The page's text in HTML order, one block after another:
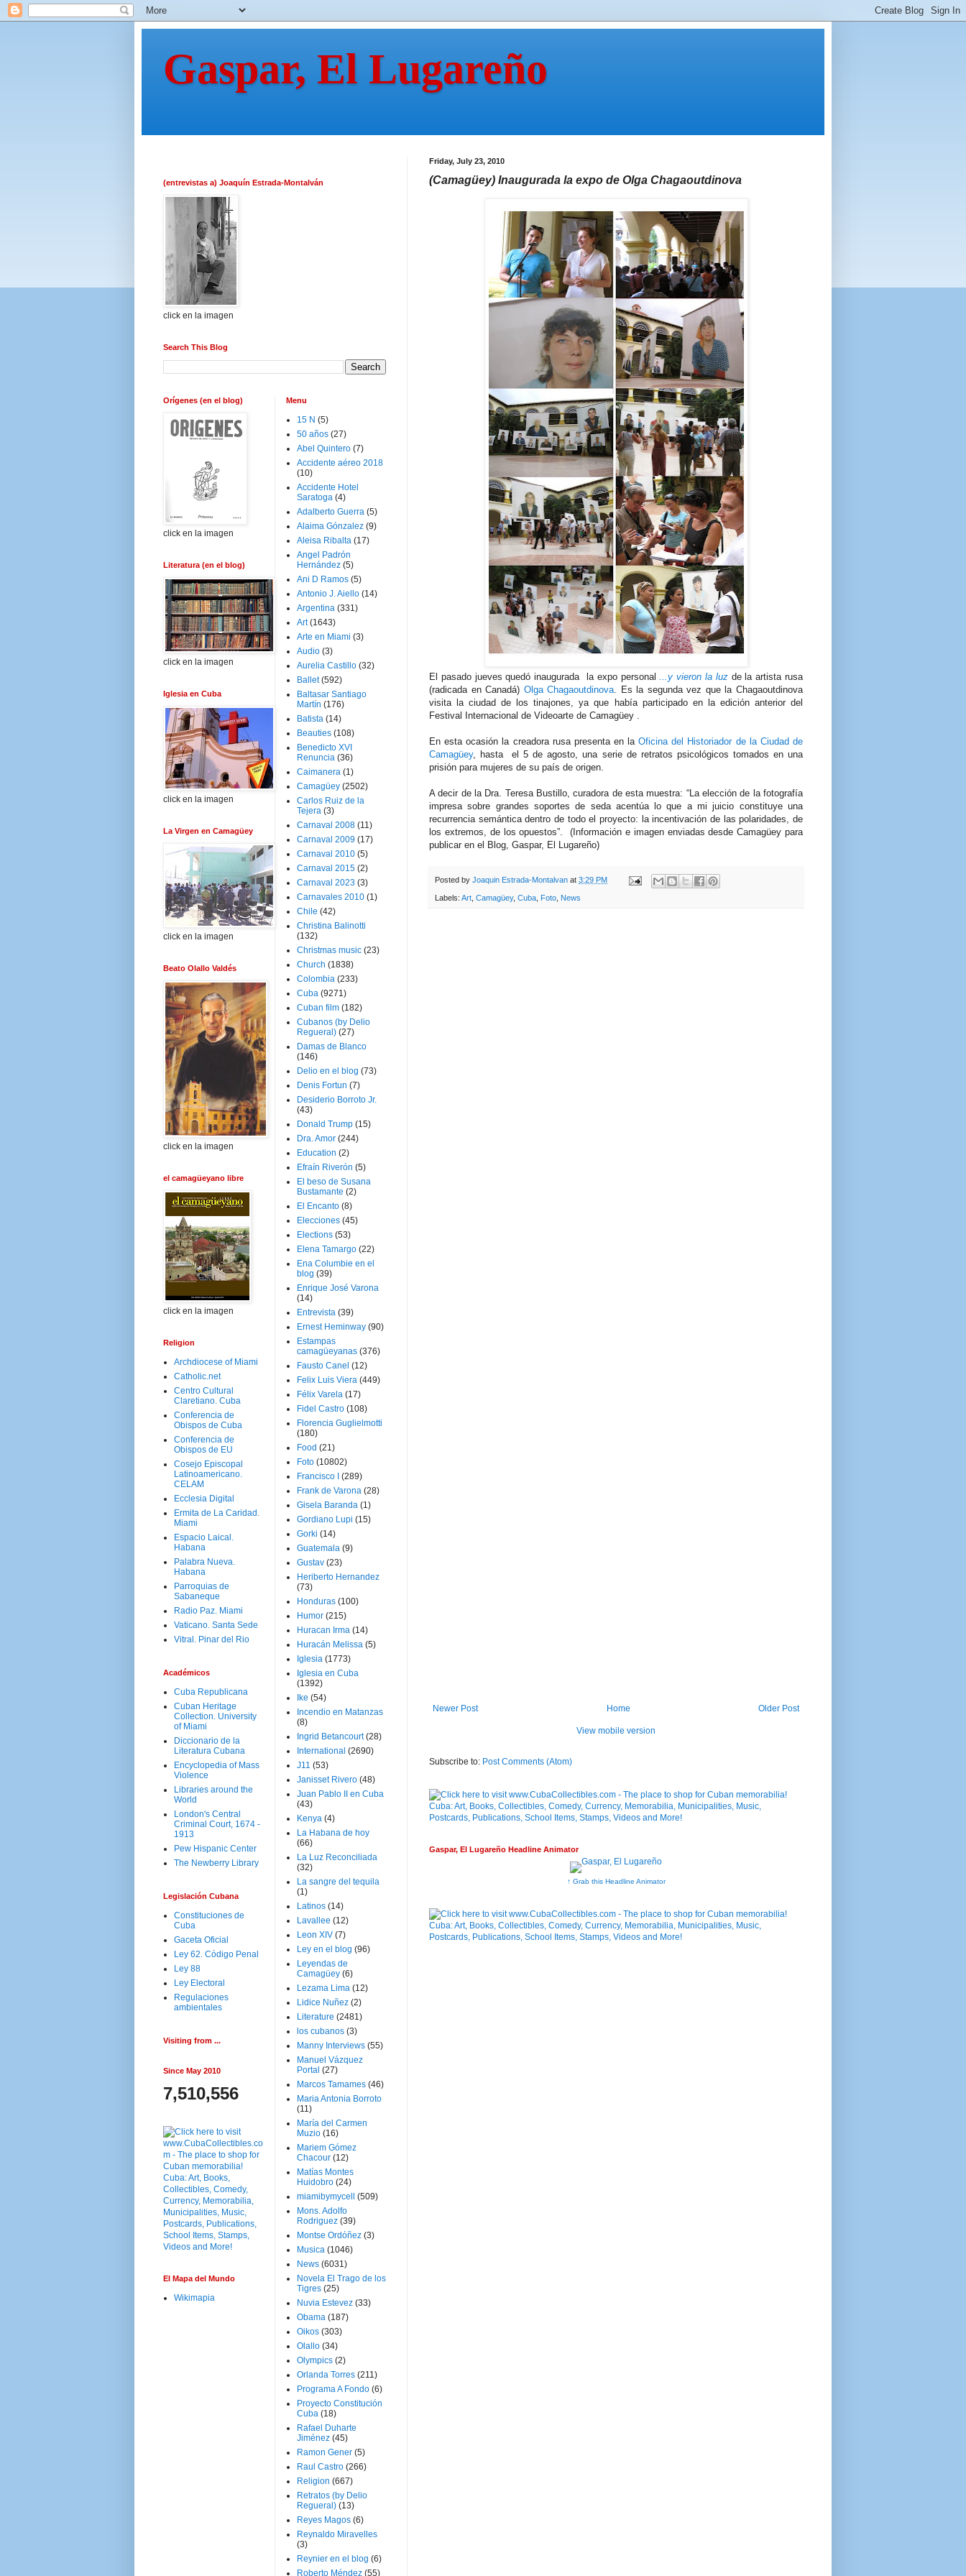
Gaspar, El Lugareño
Friday, July 23, 2010
(Camagüey) Inaugurada la expo de Olga Chagaoutdinova
El pasado jueves quedó inaugurada la expo personal...y vieron la luzde la artista rusa
(radicada en Canadá) Olga Chagaoutdinova. Es la segunda vez que la Chagaoutdinova
visita la ciudad de los tinajones, ya que había participado en la edición anterior del
Festival Internacional de Videoarte de Camagüey .
En esta ocasión la creadora rusa presenta en laOficina del Historiador de la Ciudad de
Camagüey, hasta el 5 de agosto, una serie de retratos psicológicos tomados en una
prisión para mujeres de su país de origen.
A decir de la Dra. Teresa Bustillo, curadora de esta muestra: “La elección de la fotografía
impresa sobre grandes soportes de seda acentúa lo que a mi juicio constituye una
recurrencia semántica dentro de todo el proyecto: la incentivación de las polaridades, de
los extremos, de los opuestos”. (Información e imagen enviadas desde Camagüey para
publicar en el Blog, Gaspar, El Lugareño)
Posted by Joaquin Estrada-Montalvan at 3:29 PM
Labels: Art Camagüey, Cuba Foto News
Newer Post Older Post
Home
View mobile version
Subscribe to: Post Comments (Atom)
Gaspar, El Lugareño Headline Animator
↑ Grab this Headline Animator
(entrevistas a) Joaquín Estrada-Montalván
click en la imagen
Search This Blog
Orígenes (en el blog)
click en la imagen
Literatura (en el blog)
click en la imagen
Iglesia en Cuba
click en la imagen
La Virgen en Camagüey
click en la imagen
Beato Olallo Valdés
click en la imagen
el camagüeyano libre
click en la imagen
Religion
Archdiocese of Miami
Catholic.net
Centro Cultural
Claretiano. Cuba
Conferencia de
Obispos de Cuba
Conferencia de
Obispos de EU
Cosejo Episcopal
Latinoamericano.
CELAM
Ecclesia Digital
Ermita de La Caridad.
Miami
Espacio Laical.
Habana
Palabra Nueva.
Habana
Parroquias de
Sabaneque
Radio Paz. Miami
Vaticano. Santa Sede
Vitral. Pinar del Rio
Académicos
Cuba Republicana
Cuban Heritage
Collection. University
of Miami
Diccionario de la
Literatura Cubana
Encyclopedia of Mass
Violence
Libraries around the
World
London's Central
Criminal Court, 1674 -
1913
Pew Hispanic Center
The Newberry Library
Legislación Cubana
Constituciones de
Cuba
Gaceta Oficial
Ley 62. Código Penal
Ley 88
Ley Electoral
Regulaciones
ambientales
Visiting from ...
Since May 2010
7,510,556
El Mapa del Mundo
Wikimapia
Menu
15 N (5)
50 años (27)
Abel Quintero (7)
Accidente aéreo 2018
(10)
Accidente Hotel
Saratoga (4)
Adalberto Guerra (5)
Alaima Gónzalez (9)
Aleisa Ribalta (17)
Angel Padrón
Hernández (5)
Ani D Ramos (5)
Antonio J. Aiello (14)
Argentina (331)
Art (1643)
Arte en Miami (3)
Audio (3)
Aurelia Castillo (32)
Ballet (592)
Baltasar Santiago
Martín (176)
Batista (14)
Beauties (108)
Benedicto XVI
Renuncia (36)
Caimanera (1)
Camagüey (2502)
Carlos Ruiz de la
Tejera (3)
Carnaval 2008 (11)
Carnaval 2009 (17)
Carnaval 2010 (5)
Carnaval 2015 (2)
Carnaval 2023 (3)
Carnavales 2010 (1)
Chile (42)
Christina Balinotti
(132)
Christmas music (23)
Church (1838)
Colombia (233)
Cuba (9271)
Cuban film (182)
Cubanos (by Delio
Regueral) (27)
Damas de Blanco
(146)
Delio en el blog (73)
Denis Fortun (7)
Desiderio Borroto Jr.
(43)
Donald Trump (15)
Dra. Amor (244)
Education (2)
Efraín Riverón (5)
El beso de Susana
Bustamante (2)
El Encanto (8)
Elecciones (45)
Elections (53)
Elena Tamargo (22)
Ena Columbie en el
blog (39)
Enrique José Varona
(14)
Entrevista (39)
Ernest Heminway (90)
Estampas
camagüeyanas (376)
Fausto Canel (12)
Felix Luis Viera (449)
Félix Varela (17)
Fidel Castro (108)
Florencia Guglielmotti
(180)
Food (21)
Foto (10802)
Francisco I
(289)
Frank de Varona (28)
Gisela Baranda (1)
Gordiano Lupi (15)
Gorki (14)
Guatemala (9)
Gustav (23)
Heriberto Hernandez
(73)
Honduras (100)
Humor (215)
Huracan Irma (14)
Huracán Melissa (5)
Iglesia (1773)
Iglesia en Cuba
(1392)
Ike (54)
Incendio en Matanzas
(8)
Ingrid Betancourt (28)
International (2690)
J11 (53)
Janisset Rivero (48)
Juan Pablo II en Cuba
(43)
Kenya (4)
La Habana de hoy
(66)
La Luz Reconciliada
(32)
La sangre del tequila
(1)
Latinos (14)
Lavallee (12)
Leon XIV (7)
Ley en el blog (96)
Leyendas de
Camagüey (6)
Lezama Lima (12)
Lidice Nuñez (2)
Literature (2481)
los cubanos (3)
Manny Interviews (55)
Manuel Vázquez
Portal (27)
Marcos Tamames (46)
Maria Antonia Borroto
(11)
María del Carmen
Muzio (16)
Mariem Gómez
Chacour (12)
Matías Montes
Huidobro (24)
miamibymycell
(509)
Mons. Adolfo
Rodriguez (39)
Montse Ordóñez (3)
Musica (1046)
News (6031)
Novela El Trago de los
Tigres (25)
Nuvia Estevez (33)
Obama (187)
Oikos (303)
Olallo (34)
Olympics (2)
Orlanda Torres (211)
Programa A Fondo (6)
Proyecto Constitución
Cuba (18)
Rafael Duharte
Jiménez (45)
Ramon Gener (5)
Raul Castro (266)
Religion (667)
Retratos (by Delio
Regueral) (13)
Reyes Magos (6)
Reynaldo Miravelles
(3)
Reynier en el blog (6)
Roberto Méndez (55)